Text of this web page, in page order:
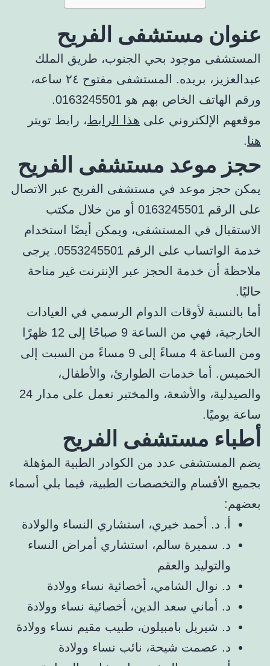
عنوان مستشفى الفريح
المستشفى موجود بحي الجنوب، طريق الملك
عبدالعزيز، بريده. المستشفى مفتوح ٢٤ ساعه،
ورقم الهاتف الخاص بهم هو 0163245501.
موقعهم الإلكتروني على هذا الرابط، رابط تويتر
هنا.
حجز موعد مستشفى الفريح
يمكن حجز موعد في مستشفى الفريح عبر الاتصال
على الرقم 0163245501 أو من خلال مكتب
الاستقبال في المستشفى، ويمكن أيضًا استخدام
خدمة الواتساب على الرقم 0553245501. يرجى
ملاحظة أن خدمة الحجز عبر الإنترنت غير متاحة
حاليًا.
أما بالنسبة لأوقات الدوام الرسمي في العيادات
الخارجية، فهي من الساعة 9 صباحًا إلى 12 ظهرًا
ومن الساعة 4 مساءً إلى 9 مساءً من السبت إلى
الخميس. أما خدمات الطوارئ، والأطفال،
والصيدلية، والأشعة، والمختبر تعمل على مدار 24
ساعة يوميًا.
أطباء مستشفى الفريح
يضم المستشفى عدد من الكوادر الطبية المؤهلة
بجميع الأقسام والتخصصات الطبية، فيما يلي أسماء
بعضهم:
أ. د. أحمد خيري، استشاري النساء والولادة
د. سميرة سالم، استشاري أمراض النساء
والتوليد والعقم
د. نوال الشامي، أخصائية نساء وولادة
د. أماني سعد الدين، أخصائية نساء وولادة
د. شيريل بامبيلون، طبيب مقيم نساء وولادة
د. عصمت شيحة، نائب نساء وولادة